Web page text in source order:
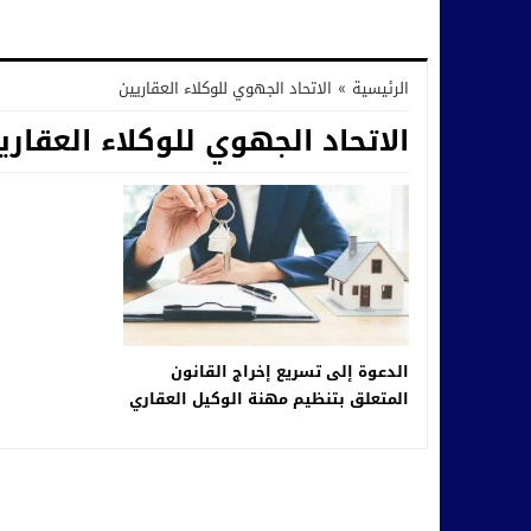
الرئيسية » الاتحاد الجهوي للوكلاء العقاريين
الاتحاد الجهوي للوكلاء
الدعوة إلى تسريع إخراج القانون
المتعلق بتنظيم مهنة الوكيل العقاري